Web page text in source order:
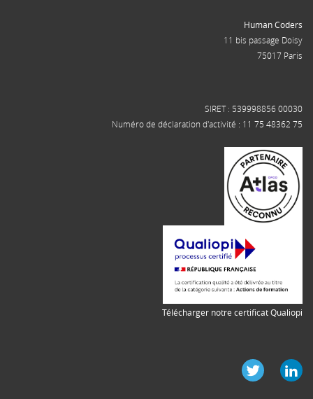
Human Coders
11 bis passage Doisy
75017 Paris
SIRET : 539998856 00030
Numéro de déclaration d'activité : 11 75 48362 75
Télécharger notre certificat Qualiopi